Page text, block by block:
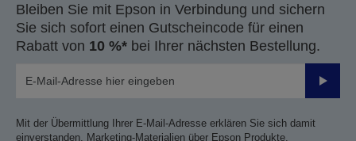
Bleiben Sie mit Epson in Verbindung und sichern
Sie sich sofort einen Gutscheincode für einen
Rabatt von 10 %* bei Ihrer nächsten Bestellung.
Mit der Übermittlung Ihrer E-Mail-Adresse erklären Sie sich damit
einverstanden, Marketing-Materialien über Epson Produkte,